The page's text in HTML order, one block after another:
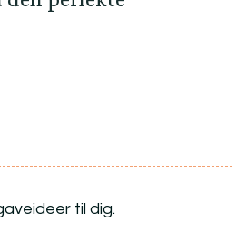
til dig.